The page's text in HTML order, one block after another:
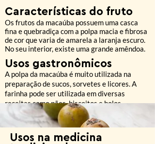
Características do fruto
Os frutos da macaúba possuem uma casca
fina e quebradiça com a polpa macia e fibrosa
de cor que varia de amarela a laranja escuro.
No seu interior, existe uma grande amêndoa.
Usos gastronômicos
A polpa da macaúba é muito utilizada na
preparação de sucos, sorvetes e licores. A
farinha pode ser utilizada em diversas
receitas como pães, biscoitos e bolos.
Usos na medicina